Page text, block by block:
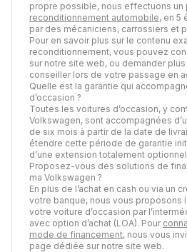
propre possible, nous effectuons un
reconditionnement automobile, en 5
par des mécaniciens, carrossiers et
Pour en savoir plus sur le contenu
reconditionnement, vous pouvez
sur notre site web, ou demander
conseiller lors de votre passage en
Quelle est la garantie qui
d’occasion ?
Toutes les voitures d’occasion, y
Volkswagen, sont accompagnées
de six mois à partir de la date de
étendre cette période de garantie
d’une extension totalement
Proposez-vous des solutions de
ma Volkswagen ?
En plus de l’achat en cash ou via un
votre banque, nous vous proposons
votre voiture d’occasion par
avec option d’achat (LOA). Pour
mode de financement, nous vous
page dédiée sur notre site web.